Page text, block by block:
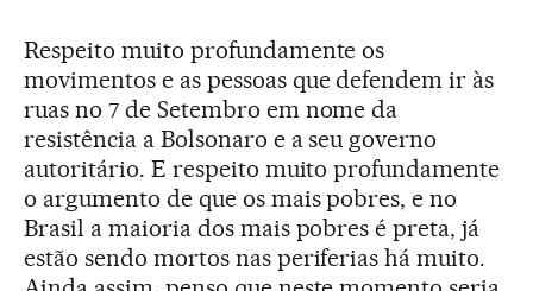
Respeito muito profundamente os
movimentos e as pessoas que defendem ir às
ruas no 7 de Setembro em nome da
resistência a Bolsonaro e a seu governo
autoritário. E respeito muito profundamente
o argumento de que os mais pobres, e no
Brasil a maioria dos mais pobres é preta, já
estão sendo mortos nas periferias há muito.